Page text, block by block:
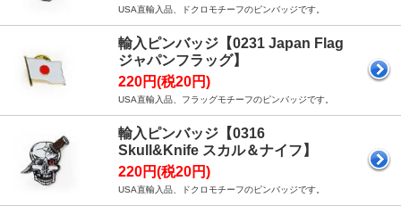
USA直輸入品、ドクロモチーフのピンバッジです。
輸入ピンバッジ【0231 Japan Flag
ジャパンフラッグ】
220円(税20円)
USA直輸入品、フラッグモチーフのピンバッジです。
輸入ピンバッジ【0316
Skull&Knife スカル＆ナイフ】
220円(税20円)
USA直輸入品、ドクロモチーフのピンバッジです。